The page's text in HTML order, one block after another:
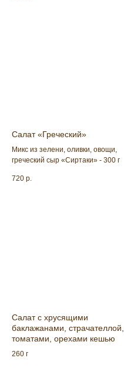
Салат «Греческий»
Микс из зелени, оливки, овощи,
греческий сыр «Сиртаки» - 300 г
720 р.
Салат с хрусящими
баклажанами, страчателлой,
томатами, орехами кешью
260 г